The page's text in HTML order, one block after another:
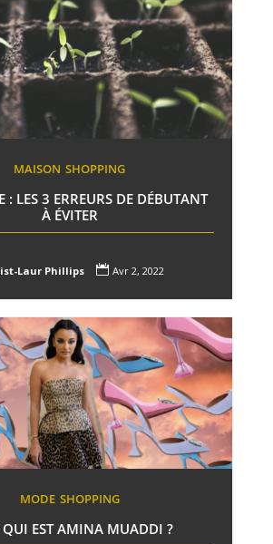
MAISON SHOPPING
: LES 3 ERREURS DE DÉBUTANT
À ÉVITER
Laur Phillips  Avr 2, 2022
MODE SHOPPING
EST AMINA MUADDI ?